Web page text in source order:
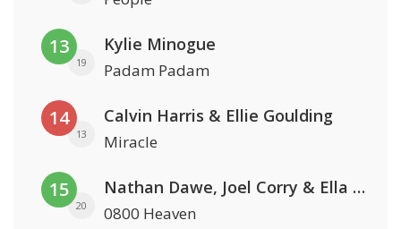
13
19
Kylie Minogue
Padam Padam
14
13
Calvin Harris & Ellie Goulding
Miracle
15
20
Nathan Dawe, Joel Corry & Ella Henderson
0800 Heaven